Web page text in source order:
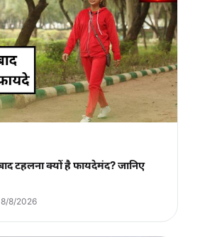
टहलना क्यों है फायदेमंद? जानिए
8/8/2026